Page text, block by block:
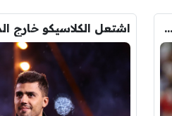
عاجل : الكشف عن تفاصيل عقد رودري مع برشلونة.. قيمة الصفقة والراتب